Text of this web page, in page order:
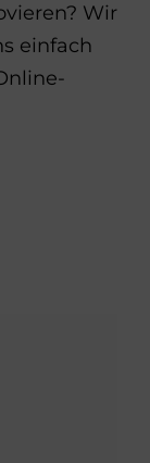
Wir
einfach